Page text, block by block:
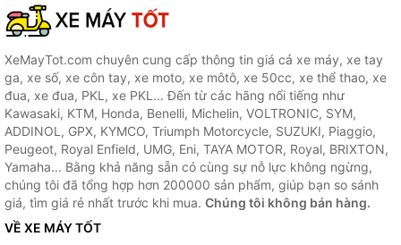
XeMayTot.com chuyên cung cấp thông tin giá cả xe máy, xe tay
ga, xe số, xe côn tay, xe moto, xe môtô, xe 50cc, xe thể thao, xe
đua, xe đua, PKL, xe PKL... Đến từ các hãng nổi tiếng như
Kawasaki, KTM, Honda, Benelli, Michelin, VOLTRONIC, SYM,
ADDINOL, GPX, KYMCO, Triumph Motorcycle, SUZUKI, Piaggio,
Peugeot, Royal Enfield, UMG, Eni, TAYA MOTOR, Royal, BRIXTON,
Yamaha... Bằng khả năng sẵn có cùng sự nỗ lực không ngừng,
chúng tôi đã tổng hợp hơn 200000 sản phẩm, giúp bạn so sánh
giá, tìm giá rẻ nhất trước khi mua. Chúng tôi không bán hàng.
VỀ XE MÁY TỐT